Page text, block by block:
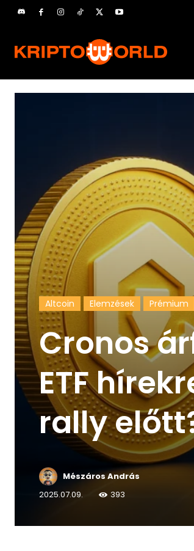
Altcoin Elemzések Prémium
Cronos
ETF
rally
Mészáros András
2025.07.09.
393